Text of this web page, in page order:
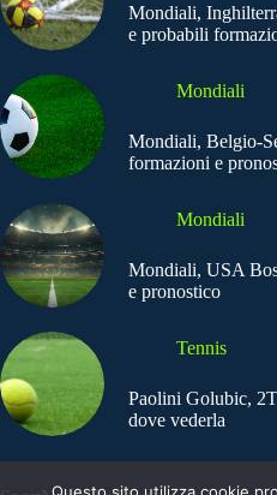
Mondiali,
e probabili
Mondiali
Mondiali, Belgio-
formazioni e
Mondiali
Mondiali, USA
e pronostico
Tennis
Paolini Golubic,
dove vederla